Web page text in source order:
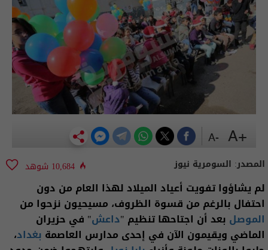
المصدر: السومرية نيوز 10,684 شوهد
لم يشاؤوا تفويت أعياد الميلاد لهذا العام من دون
احتفال بالرغم من قسوة الظروف، مسيحيون نزحوا من
الموصل بعد أن اجتاحها تنظيم "داعش" في حزيران
الماضي ويقيمون الآن في إحدى مدارس العاصمة بغداد،
+A
-A